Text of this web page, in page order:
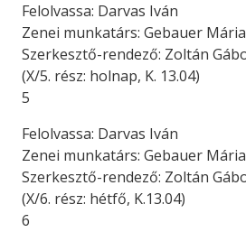
Felolvassa: Darvas Iván
Zenei munkatárs: Gebauer Mária
Szerkesztő-rendező: Zoltán
(X/5. rész: holnap, K. 13.04)
5
Felolvassa: Darvas Iván
Zenei munkatárs: Gebauer Mária
Szerkesztő-rendező: Zoltán
(X/6. rész: hétfő, K.13.04)
6